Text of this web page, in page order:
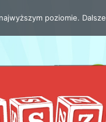
poziomie.